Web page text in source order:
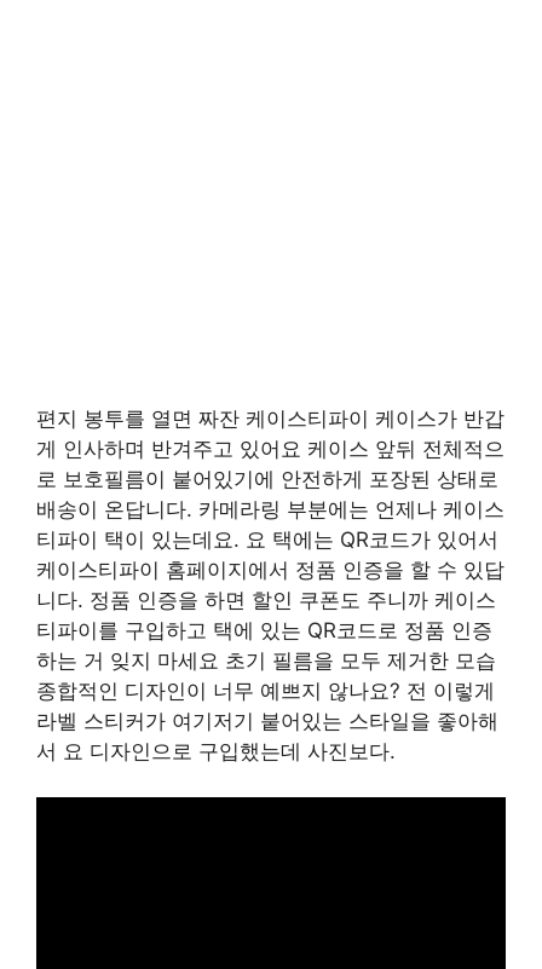
편지 봉투를 열면 짜잔 케이스티파이 케이스가 반갑
게 인사하며 반겨주고 있어요 케이스 앞뒤 전체적으
로 보호필름이 붙어있기에 안전하게 포장된 상태로
배송이 온답니다. 카메라링 부분에는 언제나 케이스
티파이 택이 있는데요. 요 택에는 QR코드가 있어서
케이스티파이 홈페이지에서 정품 인증을 할 수 있답
니다. 정품 인증을 하면 할인 쿠폰도 주니까 케이스
티파이를 구입하고 택에 있는 QR코드로 정품 인증
하는 거 잊지 마세요 초기 필름을 모두 제거한 모습
종합적인 디자인이 너무 예쁘지 않나요? 전 이렇게
라벨 스티커가 여기저기 붙어있는 스타일을 좋아해
서 요 디자인으로 구입했는데 사진보다.